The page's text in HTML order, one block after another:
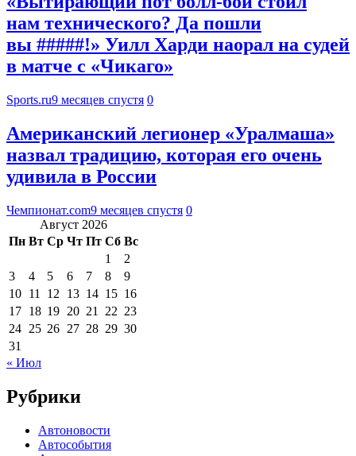
нам технического? Да пошли
вы #####!» Уилл Харди наорал на судей
в матче с «Чикаго»
Sports.ru9 месяцев спустя 0
Американский легионер «Уралмаша»
назвал традицию, которая его очень
удивила в России
Чемпионат.com9 месяцев спустя 0
Август 2026
Пн Вт Ср Чт Пт Сб Вс
1
2
3
4 5 6 7 8
9
10 11 12 13 14 15 16
17 18 19 20 21 22 23
24 25 26 27 28 29 30
31
« Июл
Рубрики
Автоновости
Автособытия